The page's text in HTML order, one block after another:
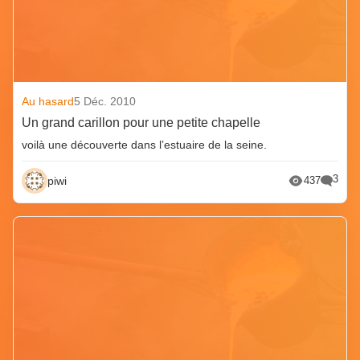
Au hasard5 Déc. 2010
Un grand carillon pour une petite chapelle
voilà une découverte dans l’estuaire de la seine.
piwi 437 3